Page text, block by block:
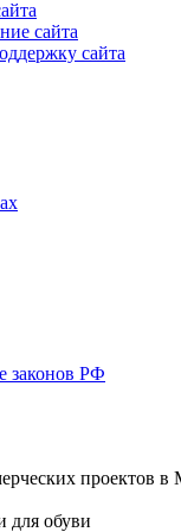
сайта
сайта
законов РФ
проектов в
для обуви